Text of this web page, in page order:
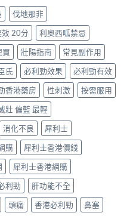
伐地那非
20分
利奧西呱禁忌
買 壯陽指南
常見副作用
氏 必利勁效果
必利勁有效
香港藥房 性刺激
按需服用
壯 偏藍 最輕
消化不良
犀利士
購
犀利士香港價錢
犀利士香港網購
利勁
肝功能不全
頭痛 香港必利勁 鼻塞